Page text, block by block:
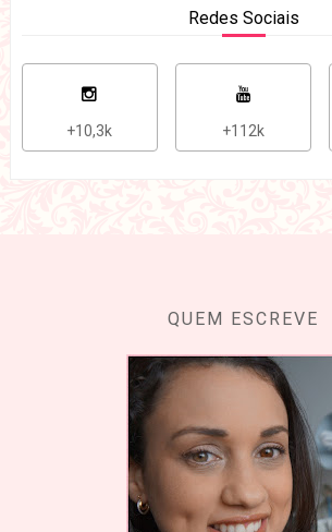
Redes Sociais
+10,3k +112k
QUEM ESCREVE